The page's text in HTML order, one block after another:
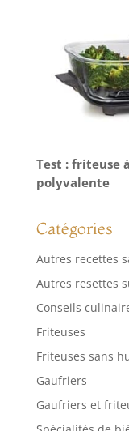
Test : friteuse
polyvalente
Catégories
Autres recettes
Autres resettes
Conseils
Friteuses
Friteuses sans
Gaufriers
Gaufriers et